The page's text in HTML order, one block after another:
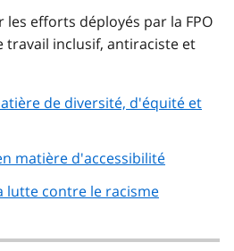
efforts déployés par la FPO
inclusif, antiraciste et
de diversité, d'équité et
matière d'accessibilité
lutte contre le racisme